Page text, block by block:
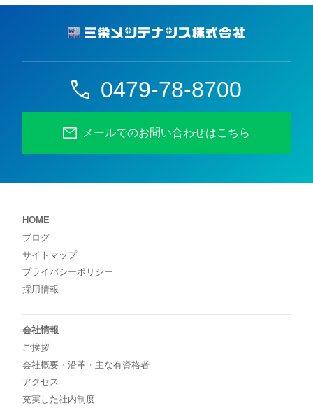
0479-78-8700
メールでのお問い合わせはこちら
HOME
ブログ
サイトマップ
プライバシーポリシー
採用情報
会社情報
ご挨拶
会社概要・沿革・主な有資格者
アクセス
充実した社内制度